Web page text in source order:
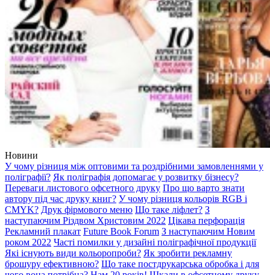
Новини
У чому різниця між оптовими та роздрібними замовленнями у
поліграфії? Як поліграфія допомагає у розвитку бізнесу?
Переваги листового офсетного друку Про що варто знати
автору під час друку книг? У чому різниця кольорів RGB і
CMYK? Друк фірмового меню Що таке ліфлет? З
наступаючим Різдвом Христовим 2022 Цікава перфорація
Рекламний плакат Future Book Forum З наступаючим Новим
роком 2022 Часті помилки у дизайні поліграфічної продукції
Які існують види кольоропроби? Як зробити рекламну
брошуру ефективною? Що таке постдрукарська обробка і для